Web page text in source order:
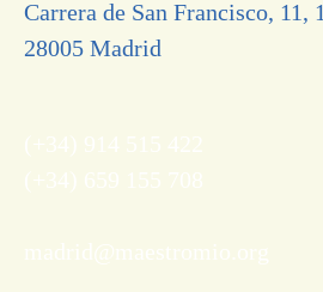
Carrera de San Francisco, 11,
28005 Madrid